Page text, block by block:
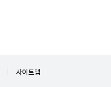
사이트맵